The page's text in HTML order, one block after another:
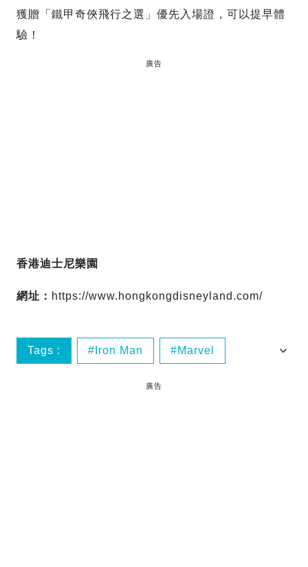
獲贈「鐵甲奇俠飛行之選」優先入場證，可以提早體
驗！
廣告
香港迪士尼樂園
網址： https://www.hongkongdisneyland.com/
Tags : Iron Man Marvel
鐵甲奇俠
廣告